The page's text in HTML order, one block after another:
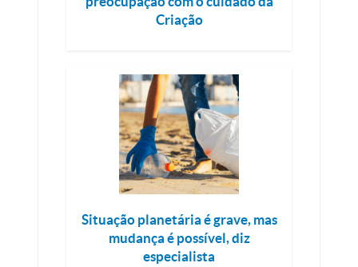
Criação
Situação planetária é grave, mas
mudança é possível, diz
especialista